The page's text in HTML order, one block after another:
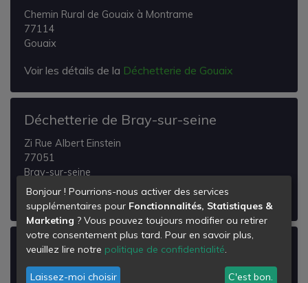
Chemin Rural de Gouaix à Montrame
77114
Gouaix
Voir les détails de la Déchetterie de Gouaix
Déchetterie de Bray-sur-seine
Zi Rue Albert Einstein
77051
Bray-sur-seine
Voir les détails de laDéchetterie de Bray-sur-seine
Déchetterie de Provins
Chemin des Grattons
Bonjour ! Pourrions-nous activer des services
supplémentaires pour Fonctionnalités, Statistiques &
Marketing ? Vous pouvez toujours modifier ou retirer
votre consentement plus tard. Pour en savoir plus,
veuillez lire notre politique de confidentialité.
Laissez-moi choisir C'est bon.